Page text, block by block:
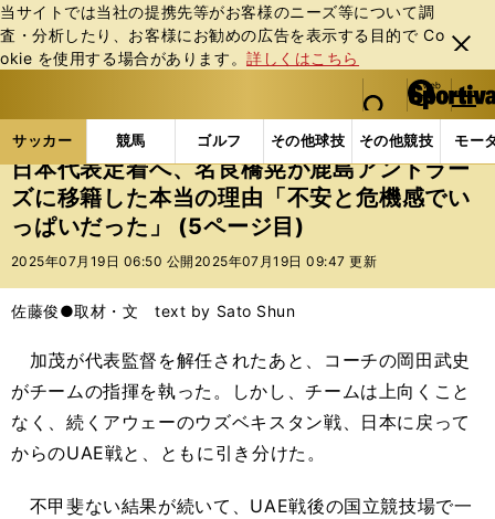
当サイトでは当社の提携先等がお客様のニーズ等について調
査・分析したり、お客様にお勧めの広告を表⽰する⽬的で Co
okie を使⽤する場合があります。詳しくはこちら
閉じ
る
web Sportiva (webスポルティーバ)
検索
マイペ
ー
ジ
メニュ
サッカー 競馬 ゴルフ その他球技 その他競技 モー
ス
ポ
ル
テ
ー
バ
サッカーの記事一覧 サッカー代表 日本代表 日
日本代表定着へ、名良橋晃が鹿島アントラー
ズに移籍した本当の理由「不安と危機感でい
っぱいだった」 (5ページ目)
2025年07月19日 06:50 公開 2025年07月19日 09:47 更新
佐藤俊●取材・文 text by Sato Shun
加茂が代表監督を解任されたあと、コーチの岡田武史
がチームの指揮を執った。しかし、チームは上向くこと
なく、続くアウェーのウズベキスタン戦、日本に戻って
からのUAE戦と、ともに引き分けた。
不甲斐ない結果が続いて、UAE戦後の国立競技場で一